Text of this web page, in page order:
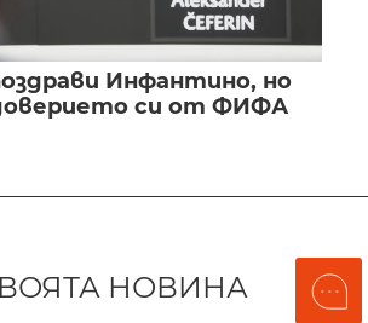
Инфантино, но
си от ФИФА
НОВИНА